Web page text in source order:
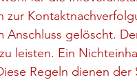
zur
Anschluss gelöscht.
leisten. Ein
Regeln dienen